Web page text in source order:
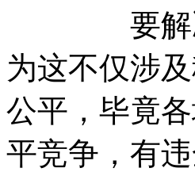
要解决这
为这不仅涉
公平，毕竟
平竞争，有